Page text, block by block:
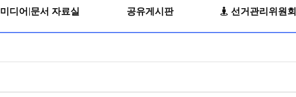
미디어|문서 자료실 공유게시판 선거관리위원회